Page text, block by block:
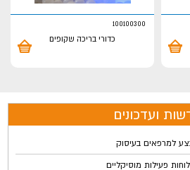
100100300
כדורי בריכה שקופים
ועדכונים
למרפאים בעיסוק
פעילות מוסיקליים